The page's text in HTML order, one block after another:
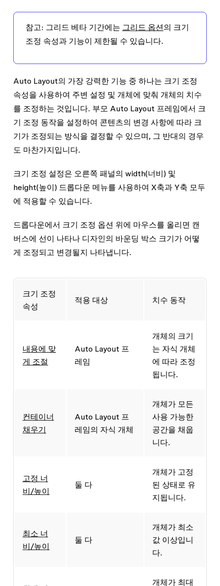
참고: 그리드 베타 기간에는 그리드 옵션의 크기
조정 속성과 기능이 제한될 수 있습니다.
Auto Layout의 가장 강력한 기능 중 하나는 크기 조정
속성을 사용하여 주변 설정 및 개체에 맞춰 개체의 치수
를 조정하는 것입니다. 부모 Auto Layout 프레임에서 크
기 조정 동작을 설정하여 콘텐츠의 변경 사항에 따라 크
기가 조정되는 방식을 결정할 수 있으며, 그 반대의 경우
도 마찬가지입니다.
크기 조정 설정은 오른쪽 패널의 width(너비) 및
height(높이) 드롭다운 메뉴를 사용하여 X축과 Y축 모두
에 적용할 수 있습니다.
드롭다운에서 크기 조정 옵션 위에 마우스를 올리면 캔
버스에 선이 나타나 디자인의 바운딩 박스 크기가 어떻
게 조정되고 변경될지 나타냅니다.
크기 조정
속성
적용 대상 치수 동작
내용에 맞
게 조절
Auto Layout 프
레임
개체의 크기
는 자식 개체
에 따라 조정
됩니다.
컨테이너
채우기
Auto Layout 프
레임의 자식 개체
개체가 모든
사용 가능한
공간을 채웁
니다.
고정 너
비/높이
둘 다
개체가 고정
된 상태로 유
지됩니다.
최소 너
비/높이
둘 다
개체가 최소
값 이상입니
다.
개체가 최대